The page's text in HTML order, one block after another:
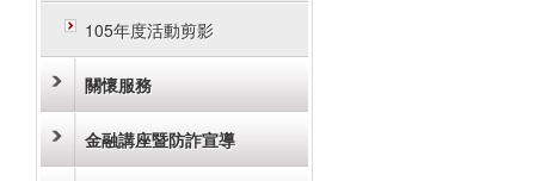
105年度活動剪影
關懷服務
金融講座暨防詐宣導